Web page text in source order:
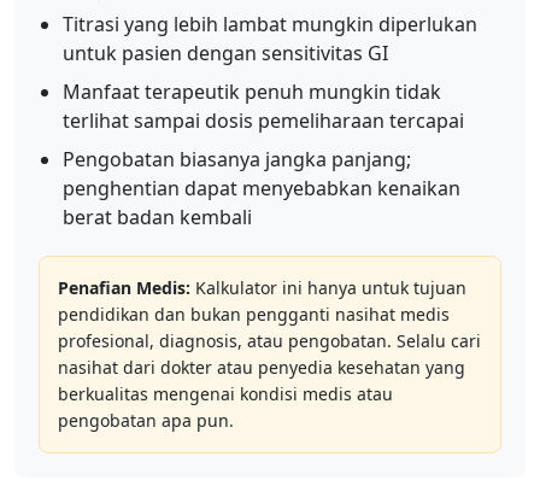
Titrasi yang lebih lambat mungkin diperlukan
untuk pasien dengan sensitivitas GI
Manfaat terapeutik penuh mungkin tidak
terlihat sampai dosis pemeliharaan tercapai
Pengobatan biasanya jangka panjang;
penghentian dapat menyebabkan kenaikan
berat badan kembali
Penafian Medis: Kalkulator ini hanya untuk tujuan
pendidikan dan bukan pengganti nasihat medis
profesional, diagnosis, atau pengobatan. Selalu cari
nasihat dari dokter atau penyedia kesehatan yang
berkualitas mengenai kondisi medis atau
pengobatan apa pun.